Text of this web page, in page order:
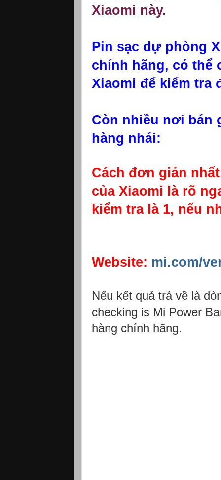
Xiaomi này.
Pin sạc dự phòng
chính hãng, có thể
Xiaomi để kiểm tra
Còn nhiều nơi bán
hàng nhái:
Cách đơn giản
của Xiaomi là rõ
kiểm tra là 1, nếu
Website: mi.com/
Nếu kết quả trả về là
checking is Mi Power
hàng chính hãng.